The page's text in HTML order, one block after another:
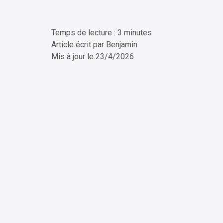
Temps de lecture : 3 minutes
Article écrit par Benjamin
Mis à jour le 23/4/2026